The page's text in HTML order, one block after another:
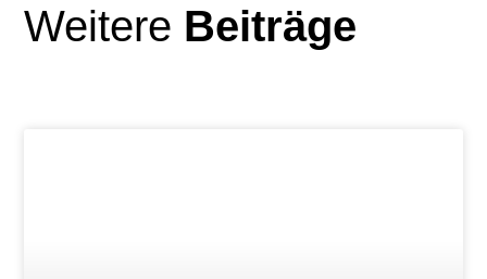
Weitere Beiträge